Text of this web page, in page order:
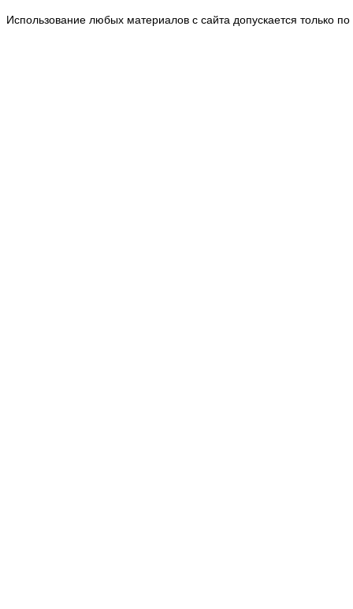
Использование любых материалов с сайта допускается только